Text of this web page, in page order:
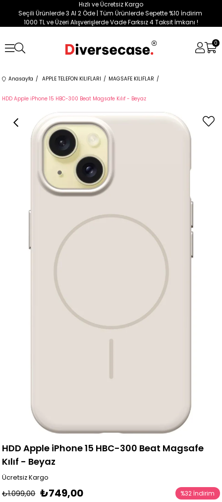
Hızlı ve Ücretsiz Kargo
Seçili Ürünlerde 3 Al 2 Öde | Tüm Ürünlerde Sepette %10 İndirim
1000 TL ve Üzeri Alışverişlerde Vade Farksız 4 Taksit İmkanı !
0
Anasayfa APPLE TELEFON KILIFLARI MAGSAFE KILIFLAR
HDD Apple iPhone 15 HBC-300 Beat Magsafe Kılıf - Beyaz
HDD Apple iPhone 15 HBC-300 Beat Magsafe
Kılıf - Beyaz
Ücretsiz Kargo
₺1.099,00 ₺749,00 %32 İndirim